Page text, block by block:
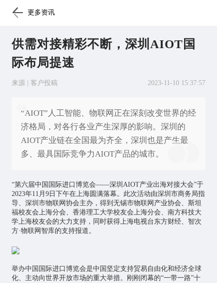
更多资讯
供需对接精彩不断，深圳AIOT国
际布局提速
来源 | 客户投稿 2023-11-10 15:37:57
“AIOT”人工智能、物联网正在深刻改变世界的经
济格局，对各行各业产生深厚的影响。深圳的
AIOT产业链在全国最为齐全，深圳也是产生最
多、最具国际竞争力AIOT产品的城市。
“第六届中国国际进口博览会——深圳AIOT产业出海对接大会”于
2023年11月9日下午在上海圆满落幕。此次活动由深圳市商务局指
导、深圳市物联网 协会主办，得到无锡市物联网产业协会、斯坦
福校友会上海分会、香港理工大学校友会上海分会、南方科技大
学上海校友会的大力支持，同时获得上海电视台东方财经、智次
方·物联网智库的支持报道。
举办中国国际进口博览会是中国坚定支持贸易自由化和经济全球
化、主动向世界开放市场的重大举措。刚刚闭幕的“一带一路”十